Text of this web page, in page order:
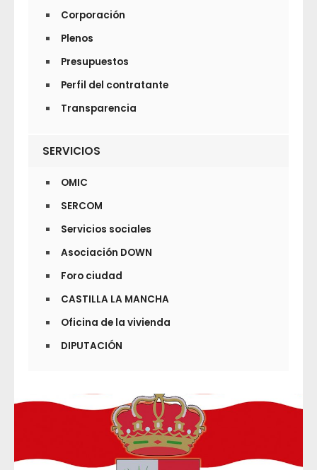
Corporación
Plenos
Presupuestos
Perfil del contratante
Transparencia
SERVICIOS
OMIC
SERCOM
Servicios sociales
Asociación DOWN
Foro ciudad
CASTILLA LA MANCHA
Oficina de la vivienda
DIPUTACIÓN